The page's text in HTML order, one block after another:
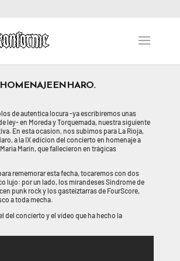
EN HARO.
de autentica locura -ya escribiremos unas
ley- en Moreda y Torquemada, nuestra siguiente
En esta ocasion, nos subimos para La Rioja,
a la IX edicion del concierto en homenaje a
Marín, que fallecieron en trágicas
rememorar esta fecha, tocaremos con dos
lujo: por un lado, los mirandeses Sindrome de
punk rock y los gasteiztarras de FourScore,
a toda mecha.
del concierto y el video que ha hecho la